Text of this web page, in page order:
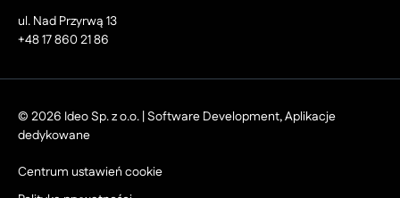
ul. Nad Przyrwą 13
+48 17 860 21 86
© 2026 Ideo Sp. z o.o. | Software Development, Aplikacje
dedykowane
Centrum ustawień cookie